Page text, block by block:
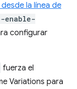
la línea de
enable-
configurar
fuerza el
Variations para